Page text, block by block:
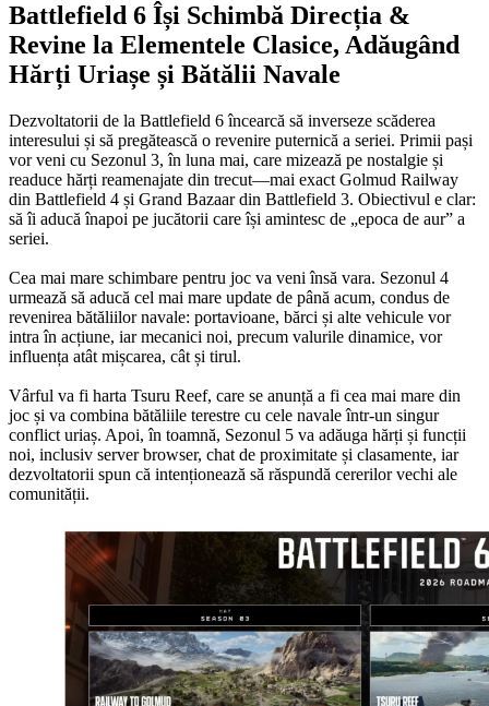
Battlefield 6 Își Schimbă Direcția &
Revine la Elementele Clasice, Adăugând
Hărți Uriașe și Bătălii Navale
Dezvoltatorii de la Battlefield 6 încearcă să inverseze scăderea
interesului și să pregătească o revenire puternică a seriei. Primii pași
vor veni cu Sezonul 3, în luna mai, care mizează pe nostalgie și
readuce hărți reamenajate din trecut—mai exact Golmud Railway
din Battlefield 4 și Grand Bazaar din Battlefield 3. Obiectivul e clar:
să îi aducă înapoi pe jucătorii care își amintesc de „epoca de aur” a
seriei.
Cea mai mare schimbare pentru joc va veni însă vara. Sezonul 4
urmează să aducă cel mai mare update de până acum, condus de
revenirea bătăliilor navale: portavioane, bărci și alte vehicule vor
intra în acțiune, iar mecanici noi, precum valurile dinamice, vor
influența atât mișcarea, cât și tirul.
Vârful va fi harta Tsuru Reef, care se anunță a fi cea mai mare din
joc și va combina bătăliile terestre cu cele navale într-un singur
conflict uriaș. Apoi, în toamnă, Sezonul 5 va adăuga hărți și funcții
noi, inclusiv server browser, chat de proximitate și clasamente, iar
dezvoltatorii spun că intenționează să răspundă cererilor vechi ale
comunității.